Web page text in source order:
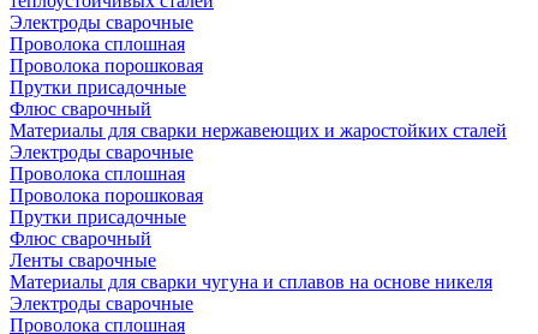
Электроды сварочные
Проволока сплошная
Проволока порошковая
Прутки присадочные
Флюс сварочный
Материалы для сварки нержавеющих и жаростойких сталей
Электроды сварочные
Проволока сплошная
Проволока порошковая
Прутки присадочные
Флюс сварочный
Ленты сварочные
Материалы для сварки чугуна и сплавов на основе никеля
Электроды сварочные
Проволока сплошная